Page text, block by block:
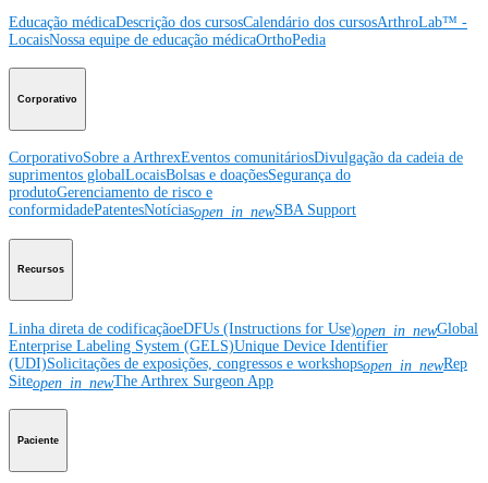
Educação médicaDescrição dos cursosCalendário dos cursosArthroLab™ -
LocaisNossa equipe de educação médicaOrthoPedia
Corporativo
CorporativoSobre a ArthrexEventos comunitáriosDivulgação da cadeia de
suprimentos globalLocaisBolsas e doaçõesSegurança do
produtoGerenciamento de risco e
conformidadePatentesNotíciasopen_in_newSBA Support
Recursos
Linha direta de codificaçãoeDFUs (Instructions for Use)open_in_newGlobal
Enterprise Labeling System (GELS)Unique Device Identifier
(UDI)Solicitações de exposições, congressos e workshopsopen_in_newRep
Siteopen_in_newThe Arthrex Surgeon App
Paciente